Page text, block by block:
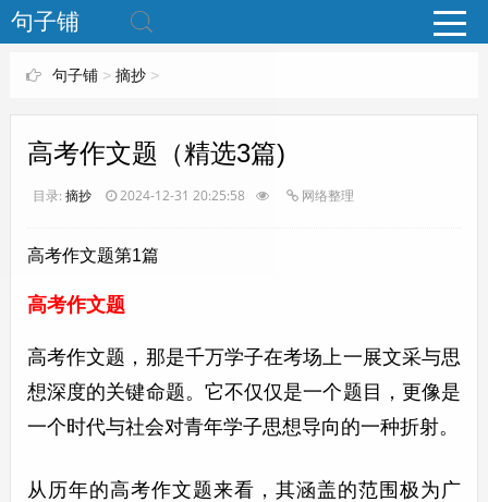
www.bjuzi.com
句子铺
句子铺> 摘抄>
高考作文题（精选3篇)
目录: 摘抄 2024-12-31 20:25:58 网络整理
高考作文题第1篇
高考作文题
高考作文题，那是千万学子在考场上一展文采与思
想深度的关键命题。它不仅仅是一个题目，更像是
一个时代与社会对青年学子思想导向的一种折射。
从历年的高考作文题来看，其涵盖的范围极为广